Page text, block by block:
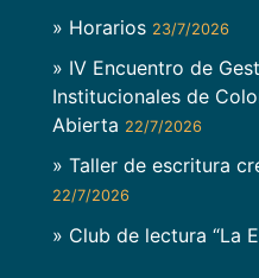
» Horarios 23/7/2026
» IV Encuentro de
Institucionales de
Abierta 22/7/2026
» Taller de escritura
22/7/2026
» Club de lectura “La